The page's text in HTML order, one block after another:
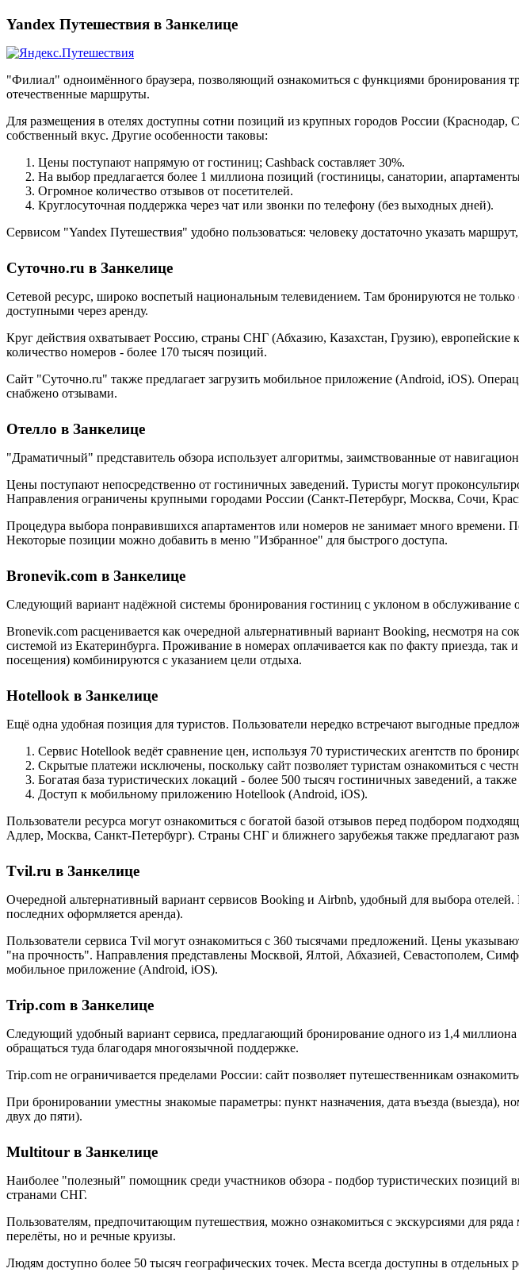
Yandex Путешествия в Занкелице
"Филиал" одноимённого браузера, позволяющий ознакомиться с функциями бронирования
отечественные маршруты.
Для размещения в отелях доступны сотни позиций из крупных городов России
собственный вкус. Другие особенности таковы:
Цены поступают напрямую от гостиниц; Cashback составляет 30%.
На выбор предлагается более 1 миллиона позиций (гостиницы, санатории,
Огромное количество отзывов от посетителей.
Круглосуточная поддержка через чат или звонки по телефону (без выходных дней).
Сервисом "Yandex Путешествия" удобно пользоваться: человеку достаточно указать
Суточно.ru в Занкелице
Сетевой ресурс, широко воспетый национальным телевидением. Там бронируются не
доступными через аренду.
Круг действия охватывает Россию, страны СНГ (Абхазию, Казахстан, Грузию),
количество номеров - более 170 тысяч позиций.
Сайт "Суточно.ru" также предлагает загрузить мобильное приложение (Android, iOS).
снабжено отзывами.
Отелло в Занкелице
"Драматичный" представитель обзора использует алгоритмы, заимствованные от
Цены поступают непосредственно от гостиничных заведений. Туристы могут
Направления ограничены крупными городами России (Санкт-Петербург, Москва, Сочи,
Процедура выбора понравившихся апартаментов или номеров не занимает много времени.
Некоторые позиции можно добавить в меню "Избранное" для быстрого доступа.
Bronevik.com в Занкелице
Следующий вариант надёжной системы бронирования гостиниц с уклоном в обслуживание
Bronevik.com расценивается как очередной альтернативный вариант Booking, несмотря на
системой из Екатеринбурга. Проживание в номерах оплачивается как по факту приезда,
посещения) комбинируются с указанием цели отдыха.
Hotellook в Занкелице
Ещё одна удобная позиция для туристов. Пользователи нередко встречают выгодные
Сервис Hotellook ведёт сравнение цен, используя 70 туристических агентств по
Скрытые платежи исключены, поскольку сайт позволяет туристам ознакомиться с
Богатая база туристических локаций - более 500 тысяч гостиничных заведений, а
Доступ к мобильному приложению Hotellook (Android, iOS).
Пользователи ресурса могут ознакомиться с богатой базой отзывов перед подбором
Адлер, Москва, Санкт-Петербург). Страны СНГ и ближнего зарубежья также предлагают
Tvil.ru в Занкелице
Очередной альтернативный вариант сервисов Booking и Airbnb, удобный для выбора
последних оформляется аренда).
Пользователи сервиса Tvil могут ознакомиться с 360 тысячами предложений. Цены
"на прочность". Направления представлены Москвой, Ялтой, Абхазией, Севастополем,
мобильное приложение (Android, iOS).
Trip.com в Занкелице
Следующий удобный вариант сервиса, предлагающий бронирование одного из 1,4
обращаться туда благодаря многоязычной поддержке.
Trip.com не ограничивается пределами России: сайт позволяет путешественникам
При бронировании уместны знакомые параметры: пункт назначения, дата въезда (выезда),
двух до пяти).
Multitour в Занкелице
Наиболее "полезный" помощник среди участников обзора - подбор туристических позиций
странами СНГ.
Пользователям, предпочитающим путешествия, можно ознакомиться с экскурсиями для
перелёты, но и речные круизы.
Людям доступно более 50 тысяч географических точек. Места всегда доступны в отдельных